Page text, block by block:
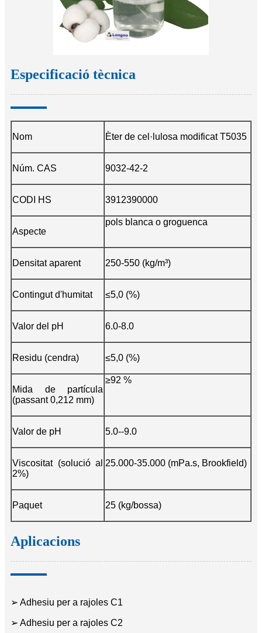
Especificació tècnica
Nom Èter de cel·lulosa modificat T5035
Núm. CAS 9032-42-2
CODI HS 3912390000
Aspecte
pols blanca o groguenca
Densitat aparent 250-550 (kg/m³)
Contingut d'humitat ≤5,0 (%)
Valor del pH 6.0-8.0
Residu (cendra) ≤5,0 (%)
Mida de partícula
(passant 0,212 mm)
≥92 %
Valor de pH 5.0--9.0
Viscositat (solució al
2%)
25.000-35.000 (mPa.s, Brookfield)
Paquet 25 (kg/bossa)
Aplicacions
➢ Adhesiu per a rajoles C1
➢ Adhesiu per a rajoles C2